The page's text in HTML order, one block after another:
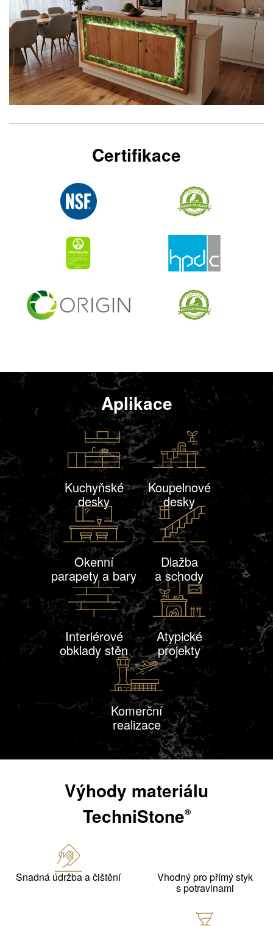
Certifikace
Aplikace
Kuchyňské
desky
Koupelnové
desky
Okenní
parapety a bary
Dlažba
a schody
Interiérové
obklady stěn
Atypické
projekty
Komerční
realizace
Výhody materiálu
TechniStone®
Snadná údržba a čištění Vhodný pro přímý styk
s potravinami